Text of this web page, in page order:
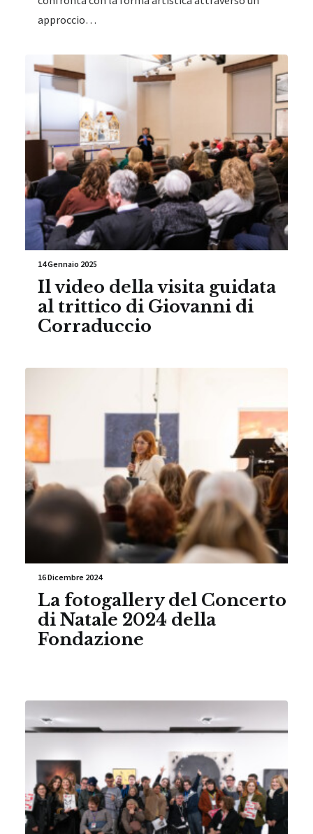
approccio…
14 Gennaio 2025
Il video della visita guidata
al trittico di Giovanni di
Corraduccio
16 Dicembre 2024
La fotogallery del Concerto
di Natale 2024 della
Fondazione